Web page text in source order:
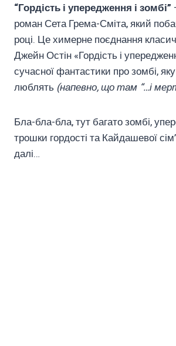
“Гордість і упередження і зомбі”
роман Сета Грема-Сміта, який
році. Це химерне поєднання
Джейн Остін «Гордість і
сучасної фантастики про зомбі, яку
люблять (напевно, що там “…і
Бла-бла-бла, тут багато зомбі,
трошки гордості та Кайдашевої
далі…